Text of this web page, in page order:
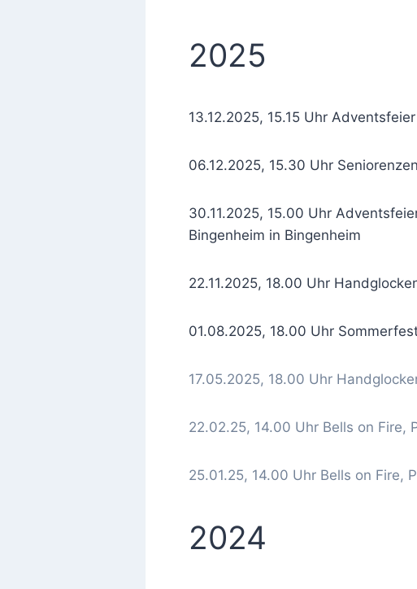
2025
13.12.2025, 15.15 Uhr
06.12.2025, 15.30 Uhr
30.11.2025, 15.00 Uhr
Bingenheim in Bingenheim
22.11.2025, 18.00 Uhr
01.08.2025, 18.00 Uhr
17.05.2025, 18.00 Uhr
22.02.25, 14.00 Uhr Bells on Fire,
25.01.25, 14.00 Uhr Bells on Fire,
2024